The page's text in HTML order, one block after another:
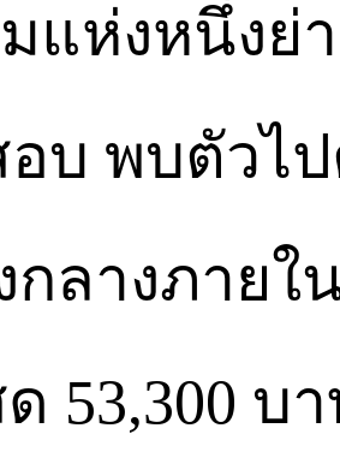
แห่งหนึ่งย่
บ พบตัวไ
ลางภายใ
ด 53,300 บ